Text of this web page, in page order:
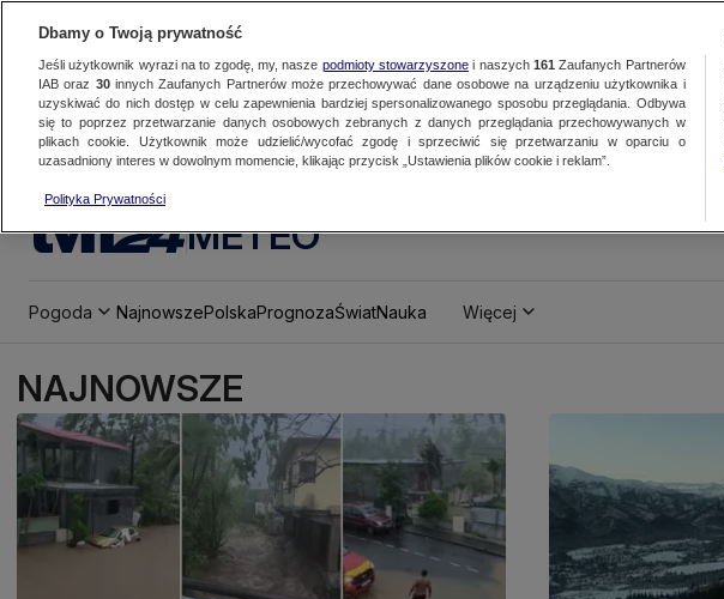
METEO
Pogoda NajnowszePolskaPrognozaŚwiatNauka Więcej
NAJNOWSZE
Dbamy o Twoją prywatność
Jeśli użytkownik wyrazi na to zgodę, my, nasze podmioty stowarzyszonei naszych 161 Zaufanych Partnerów
IAB oraz 30innych Zaufanych Partnerów może przechowywać dane osobowe na urządzeniu użytkownika i
uzyskiwać do nich dostęp w celu zapewnienia bardziej spersonalizowanego sposobu przeglądania. Odbywa
się to poprzez przetwarzanie danych osobowych zebranych z danych przeglądania przechowywanych w
plikach cookie. Użytkownik może udzielić/wycofać zgodę i sprzeciwić się przetwarzaniu w oparciu o
uzasadniony interes w dowolnym momencie, klikając przycisk „Ustawienia plików cookie i reklam”.
Polityka Prywatności